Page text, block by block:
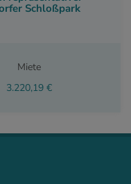
Schloßpark
Miete
3.220,19 €